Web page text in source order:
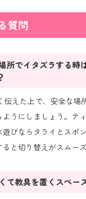
質問
所でイタズラする時
伝えた上で、安全な場
ようにしましょう。テ
びならタライとスポ
と切り替えがスムーズ
て教具を置くスペー